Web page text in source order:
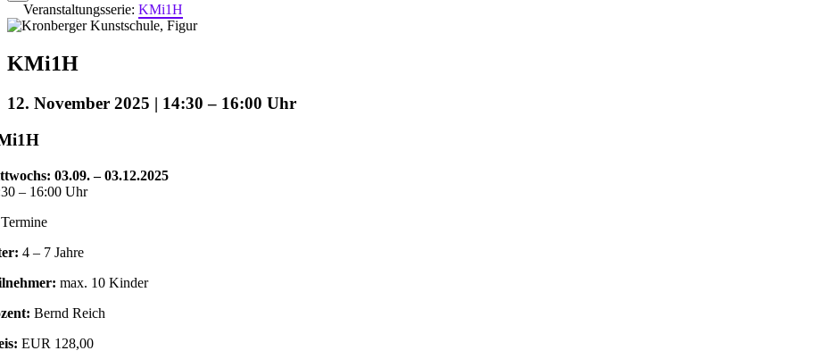
Veranstaltungsserie: KMi1H
KMi1H
12. November 2025 | 14:30 – 16:00
03.09. – 03.12.2025
– 16:00 Uhr
4 – 7 Jahre
max. 10 Kinder
Bernd Reich
EUR 128,00